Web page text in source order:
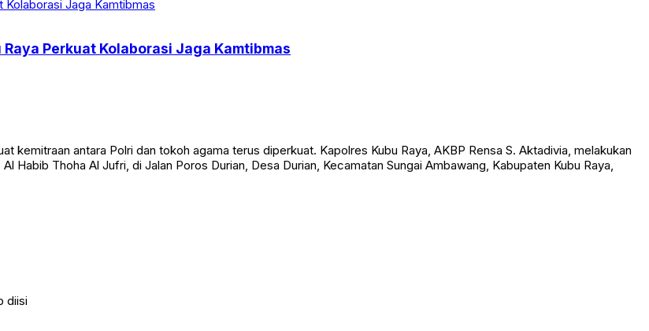
Perkuat Kolaborasi Jaga Kamtibmas
kemitraan antara Polri dan tokoh agama terus diperkuat. Kapolres Kubu Raya, AKBP Rensa S. Aktadivia, melakukan
Habib Thoha Al Jufri, di Jalan Poros Durian, Desa Durian, Kecamatan Sungai Ambawang, Kabupaten Kubu Raya,
diisi